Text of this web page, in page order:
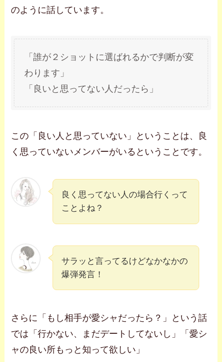
のように話しています。
「誰が２ショットに選ばれるかで判断が変
わります」
「良いと思ってない人だったら」
この「良い人と思っていない」ということは、良
く思っていないメンバーがいるということです。
良く思ってない人の場合行くって
ことよね？
サラッと言ってるけどなかなかの
爆弾発言！
さらに「もし相手が愛シャだったら？」という話
では「行かない、まだデートしてないし」「愛シ
ャの良い所もっと知って欲しい」